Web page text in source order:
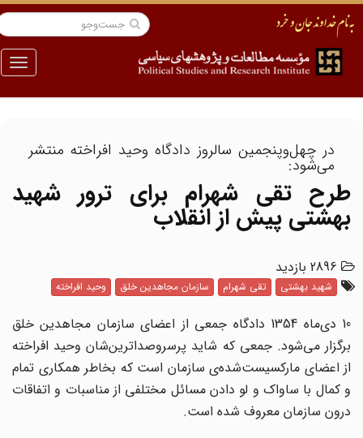
منو
در چهل‌وپنجمین سالروز دادگاه وحید افراخته منتشر
می‌شود:
طرح تقی‌ شهرام برای ترور شهید
بهشتی پیش از انقلاب
2896 بازدید
شهید بهشتی تقی شهرام سازمان مجاهدین خلق وحید افراخته
10 دی‌ماه 1354 دادگاه جمعی از اعضای سازمان مجاهدین خلق
برگزار می‌شود. جمعی که شاید پرسروصداترین‌شان وحید افراخته
از اعضای مارکسیست‌شده‌ی سازمان است که بخاطر همکاری تمام
و کمال با ساواک و لو دادن مسائل مختلفی از مناسبات و اتفاقات
درون سازمان معروف شده است.